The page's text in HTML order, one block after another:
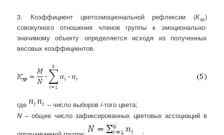
3. Коэффициент цветоэмоциональной рефлексии (Кэр)
совокупного отношения членов группы к эмоционально-
значимому объекту определяется исходя из полученных
весовых коэффициентов.
где – число выборовi-того цвета;
N– общее число зафиксированных цветовых ассоциаций в